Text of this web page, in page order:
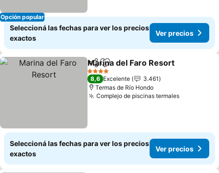
Opción popular
Seleccioná las fechas para ver los precios
exactos
Ver precios
CompartirAñadir a favoritos
Marina del Faro Resort
4 Estrellas
8,6 Excelente
3.461
Termas de Río Hondo
Complejo de piscinas termalesVer
Seleccioná las fechas para ver los precios
exactos
Ver precios